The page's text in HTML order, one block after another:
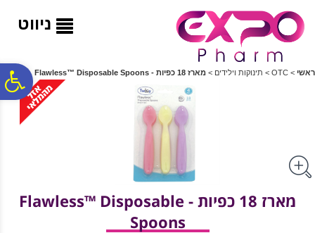
ניווט
ראשי >
OTC
> תינוקות וילידים > מארז 18 כפיות - Flawless™ Disposable Spoons
מארז 18 כפיות - Flawless™ Disposable
Spoons